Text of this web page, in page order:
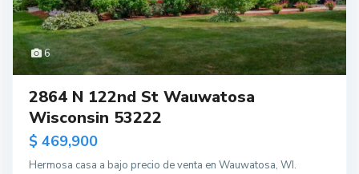
6
2864 N 122nd St Wauwatosa
Wisconsin 53222
$ 469,900
Hermosa casa a bajo precio de venta en Wauwatosa, WI.